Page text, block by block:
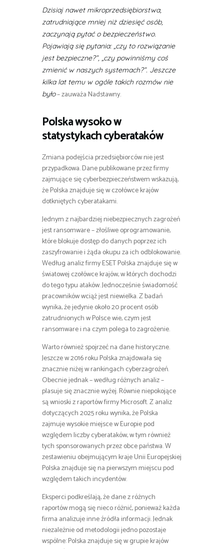
Dzisiaj nawet mikroprzedsiębiorstwa,
zatrudniające mniej niż dziesięć osób,
zaczynają pytać o bezpieczeństwo.
Pojawiają się pytania: „czy to rozwiązanie
jest bezpieczne?”, „czy powinniśmy coś
zmienić w naszych systemach?”. Jeszcze
kilka lat temu w ogóle takich rozmów nie
było– zauważa Nadstawny.
Polska wysoko w
statystykach cyberataków
Zmiana podejścia przedsiębiorców nie jest
przypadkowa. Dane publikowane przez firmy
zajmujące się cyberbezpieczeństwem wskazują,
że Polska znajduje się w czołówce krajów
dotkniętych cyberatakami.
Jednym z najbardziej niebezpiecznych zagrożeń
jest ransomware – złośliwe oprogramowanie,
które blokuje dostęp do danych poprzez ich
zaszyfrowanie i żąda okupu za ich odblokowanie.
Według analiz firmy ESET Polska znajduje się w
światowej czołówce krajów, w których dochodzi
do tego typu ataków. Jednocześnie świadomość
pracowników wciąż jest niewielka. Z badań
wynika, że jedynie około 20 procent osób
zatrudnionych w Polsce wie, czym jest
ransomware i na czym polega to zagrożenie.
Warto również spojrzeć na dane historyczne.
Jeszcze w 2016 roku Polska znajdowała się
znacznie niżej w rankingach cyberzagrożeń.
Obecnie jednak – według różnych analiz –
plasuje się znacznie wyżej. Równie niepokojące
są wnioski z raportów firmy Microsoft. Z analiz
dotyczących 2025 roku wynika, że Polska
zajmuje wysokie miejsce w Europie pod
względem liczby cyberataków, w tym również
tych sponsorowanych przez obce państwa. W
zestawieniu obejmującym kraje Unii Europejskiej
Polska znajduje się na pierwszym miejscu pod
względem takich incydentów.
Eksperci podkreślają, że dane z różnych
raportów mogą się nieco różnić, ponieważ każda
firma analizuje inne źródła informacji. Jednak
niezależnie od metodologii jedno pozostaje
wspólne: Polska znajduje się w grupie krajów